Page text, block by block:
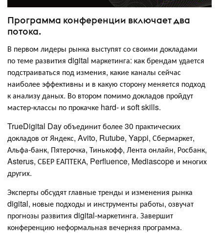
Программа конференции включает два
потока.
В первом лидеры рынка выступят со своими докладами
по теме развития digital маркетинга: как брендам удается
подстраиваться под измения, какие каналы сейчас
наиболее эффективны и в какую сторону меняется подход
к анализу даных. Во втором помимо докладов пройдут
мастер-классы по прокачке hard- и soft skills.
TrueDigital Day объединит более 30 практических
докладов от Яндекс, Avito, Rutube, Yappi, Сбермаркет,
Альфа-банк, Пятерочка, Тинькофф, Лента онлайн, Росбанк,
Asterus, СБЕР ЕАПТЕКА, Perfluence, Mediascope и многих
других.
Эксперты обсудят главные тренды и изменения рынка
digital, новые подходы и инструменты работы, озвучат
прогнозы развития digital-маркетинга. Завершит
конференцию неформальная вечерняя программа.